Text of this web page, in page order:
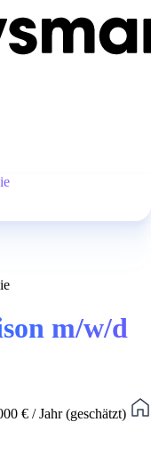
m/w/d
€ / Jahr (geschätzt)